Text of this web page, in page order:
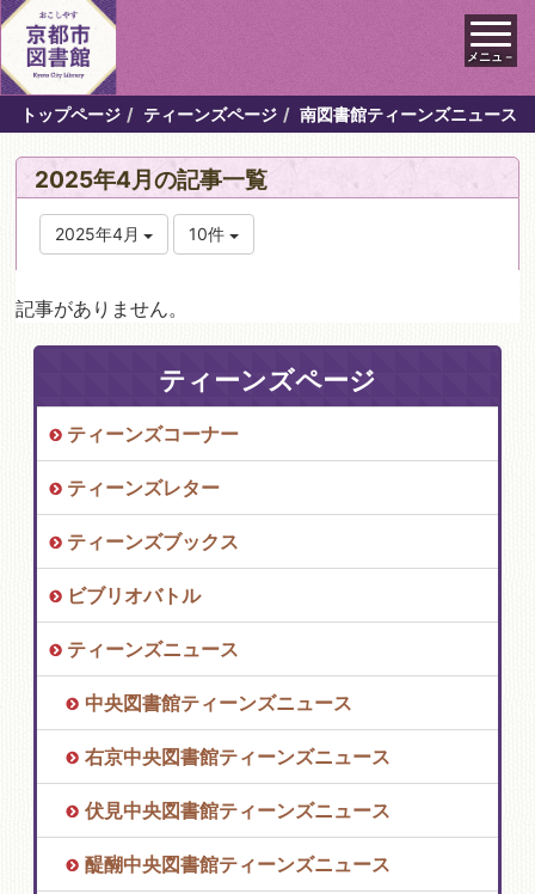
メニュ－
トップページ ティーンズページ 南図書館ティーンズニュース
2025年4月の記事一覧
2025年4月 10件
記事がありません。
ティーンズページ
ティーンズコーナー
ティーンズレター
ティーンズブックス
ビブリオバトル
ティーンズニュース
中央図書館ティーンズニュース
右京中央図書館ティーンズニュース
伏見中央図書館ティーンズニュース
醍醐中央図書館ティーンズニュース